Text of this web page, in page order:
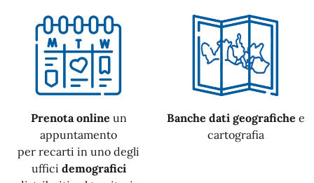
Prenota online un
appuntamento
per recarti in uno degli
uffici demografici
Banche dati geografiche e
cartografia